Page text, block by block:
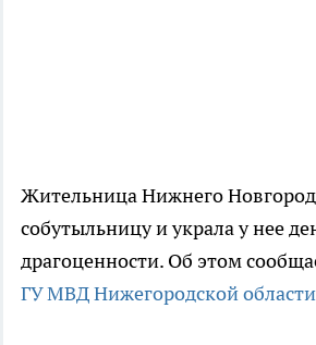
Жительница Нижнего
собутыльницу и украла у нее
драгоценности. Об этом
ГУ МВД Нижегородской области